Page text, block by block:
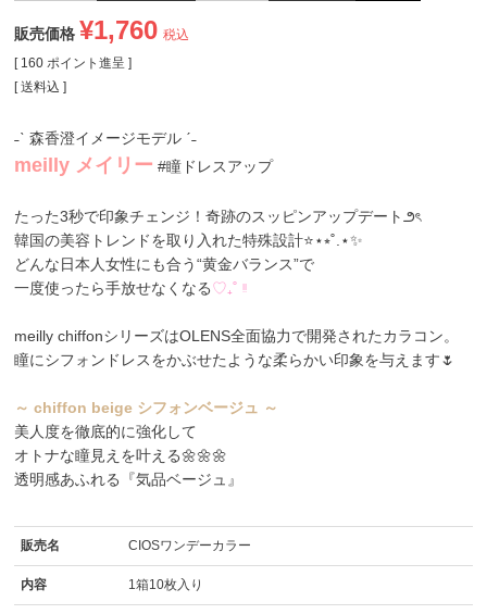
販売価格 ¥1,760 税込
[ 160 ポイント進呈 ]
送料込
˗ˋ 森香澄イメージモデル ˊ˗
meilly メイリー #瞳ドレスアップ
たった3秒で印象チェンジ！奇跡のスッピンアップデート౨ৎ
韓国の美容トレンドを取り入れた特殊設計⭐⋆⭒˚.⋆✨
どんな日本人女性にも合う“黄金バランス”で
一度使ったら手放せなくなる♡₊˚ ᵎᵎ
meilly chiffonシリーズはOLENS全面協力で開発されたカラコン。
瞳にシフォンドレスをかぶせたような柔らかい印象を与えます🌷
～ chiffon beige シフォンベージュ ～
美人度を徹底的に強化して
オトナな瞳見えを叶える🌼🌼🌼
透明感あふれる『気品ベージュ』
販売名 CIOSワンデーカラー
内容 1箱10枚入り